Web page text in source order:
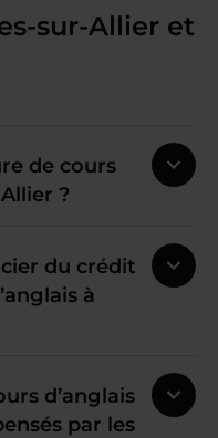
sur-Allier et
de cours
?
du crédit
à
d’anglais
par les